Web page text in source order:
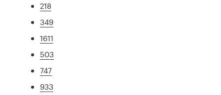
218
349
1611
503
747
933